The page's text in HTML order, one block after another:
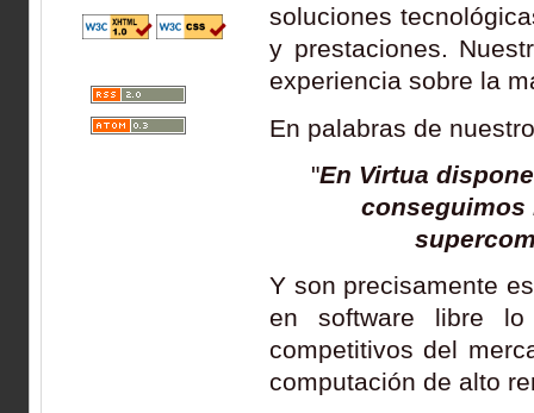
soluciones
y prestaciones.
experiencia sobre la
En palabras de
"En Virtua
conseguimos
Y son precisamente
en software libre
competitivos del
computación de alto